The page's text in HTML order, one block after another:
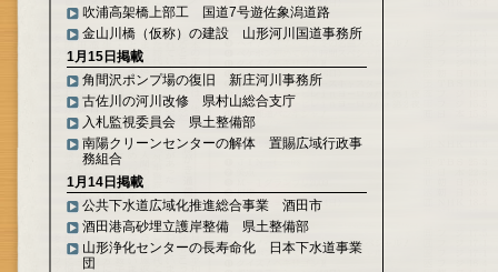
吹浦高架橋上部工 国道7号遊佐象潟道路
金山川橋（仮称）の建設 山形河川国道事務所
1月15日掲載
角間沢ポンプ場の復旧 新庄河川事務所
古佐川の河川改修 県村山総合支庁
入札監視委員会 県土整備部
南陽クリーンセンターの解体 置賜広域行政事
務組合
1月14日掲載
公共下水道広域化推進総合事業 酒田市
酒田港高砂埋立護岸整備 県土整備部
山形浄化センターの長寿命化 日本下水道事業
団